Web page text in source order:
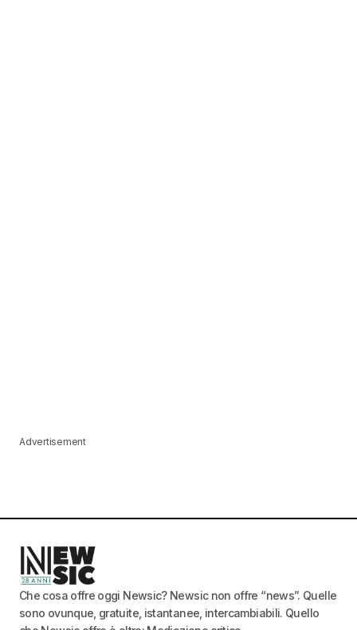
Advertisement
Che cosa offre oggi Newsic? Newsic non offre “news”. Quelle
sono ovunque, gratuite, istantanee, intercambiabili. Quello